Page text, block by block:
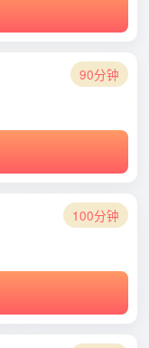
90分钟
100分钟